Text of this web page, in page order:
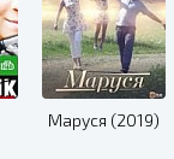
Маруся (2019)